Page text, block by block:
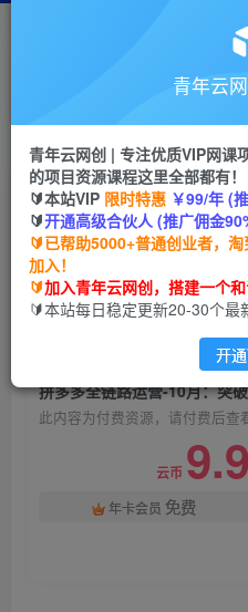
搭建同款网站，自己当老板
首页 创业课程 会员免费 正文
拼多多全链路运营-10月
销破万，月利润达3-5万
青年云网创
9个月前发布
此内容为付费资源，请付费后查
云币 9.9
年卡会员 免费
青年云
青年云网创 | 专注优质VIP网课
的项目资源课程这里全部都有！
🔰本站VIP 限时特惠 ￥99/年 (
🔰开通高级合伙人 (推广佣金
🔰已帮助5000+普通创业者，
加入！
🔰加入青年云网创，搭建一个
🔰本站每日稳定更新20-30个最
开